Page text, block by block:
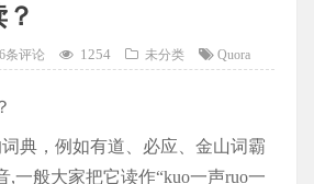
条评论 1254 未分类 Quora
典，例如有道、必应、金山词霸
,一般大家把它读作“kuo一声ruo一